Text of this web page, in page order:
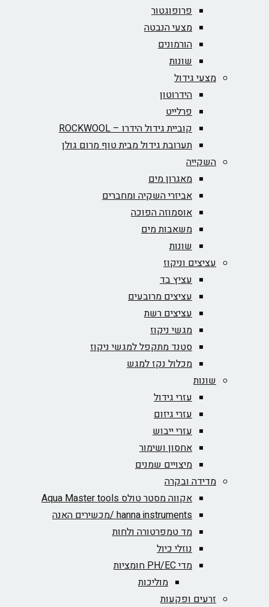
פרופוגטור
מצעי הנבטה
הורמונים
שונות
מצעי גידול
הידרוטון
פרלייט
קוביית גידול הידרו – ROCKWOOL‏
תערובת גידול מבית טוף מרום גולן
השקייה
מאגרון מים
אביזרי השקיה ומחברים
אוסמוזה הפוכה
משאבות מים
שונות
עציצים וניקוז
עציץ בד
עציצים מרובעים
עציצים רשת
מגשי ניקוז
סטנד מתקפל למגשי ניקוז
מכלול נקז למגש
שונות
עזרי גידול
עזרי גיזום
עזרי ייבוש
אחסון ושימור
מיצויים שמנים
מדידה ובקרה
אקווה מסטר טולס Aqua Master tools
hanna instruments /מכשירים האנה
מד טמפרטורה ולחות
נוזלי כיול
מדי PH/EC חומציות
מוליכות
זרעים ופקעות